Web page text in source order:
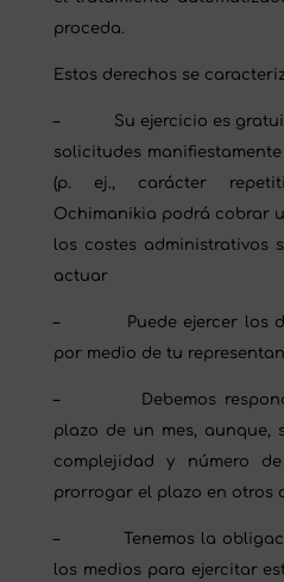
proceda.
Estos derechos se
– Su ejercicio es
solicitudes
(p. ej., carácter
Ochimanikia podrá cobrar
los costes administrativos
actuar
– Puede ejercer los
por medio de tu
– Debemos
plazo de un mes, aunque,
complejidad y número
prorrogar el plazo en otros
– Tenemos la
los medios para ejercitar